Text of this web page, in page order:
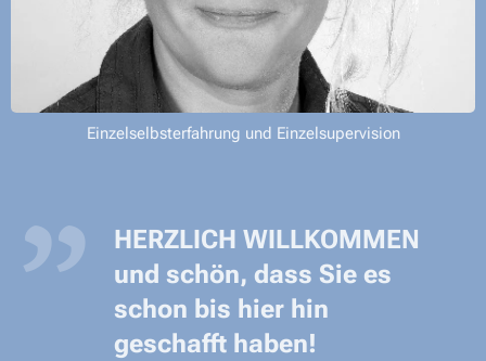
Einzelselbsterfahrung und Einzelsupervision
HERZLICH WILLKOMMEN
und schön, dass Sie es
schon bis hier hin
geschafft haben!